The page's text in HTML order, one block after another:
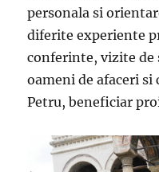
personala si
diferite experiente
conferinte, vizite
oameni de afaceri si
Petru, beneficiar